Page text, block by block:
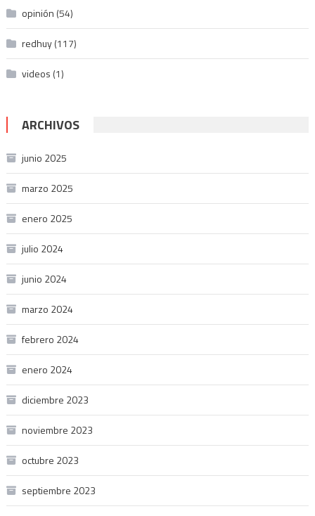
opinión (54)
redhuy(117)
videos (1)
ARCHIVOS
junio 2025
marzo 2025
enero 2025
julio 2024
junio 2024
marzo 2024
febrero 2024
enero 2024
diciembre 2023
noviembre 2023
octubre 2023
septiembre 2023